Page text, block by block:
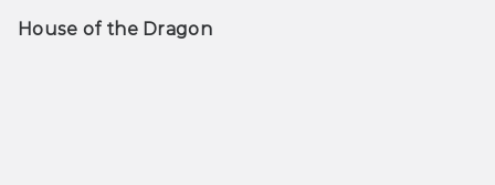
House of the Dragon